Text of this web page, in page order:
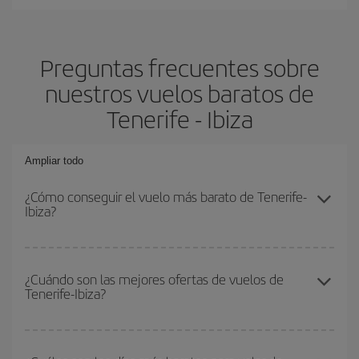
Preguntas frecuentes sobre
nuestros vuelos baratos de
Tenerife - Ibiza
Ampliar todo
¿Cómo conseguir el vuelo más barato de Tenerife-
Ibiza?
conseguir el vuelo más barato si evitas temporadas altas,
compras con antelación y puedes ser flexible con las fechas y
¿Cuándo son las mejores ofertas de vuelos de
Tenerife-Ibiza?
temporadas altas
. Aunque depende de tu destino, por lo general